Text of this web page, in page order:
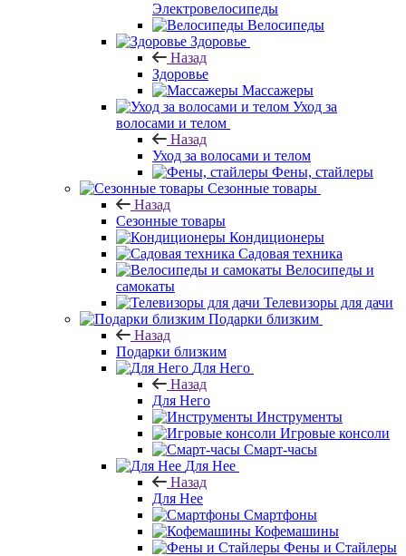
Электровелосипеды
Велосипеды
Здоровье
Назад
Здоровье
Массажеры
Уход за
волосами и телом
Назад
Уход за волосами и телом
Фены, стайлеры
Сезонные товары
Назад
Сезонные товары
Кондиционеры
Садовая техника
Велосипеды и
самокаты
Телевизоры для дачи
Подарки близким
Назад
Подарки близким
Для Него
Назад
Для Него
Инструменты
Игровые консоли
Смарт-часы
Для Нее
Назад
Для Нее
Смартфоны
Кофемашины
Фены и Стайлеры